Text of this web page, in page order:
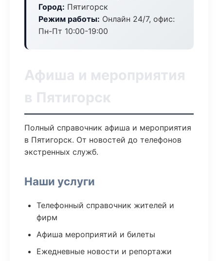
Город: Пятигорск
Режим работы: Онлайн 24/7, офис:
Пн-Пт 10:00-19:00
Афиша и мероприятия
в Пятигорск
Полный справочник афиша и мероприятия
в Пятигорск. От новостей до телефонов
экстренных служб.
Наши услуги
Телефонный справочник жителей и
фирм
Афиша мероприятий и билеты
Ежедневные новости и репортажи